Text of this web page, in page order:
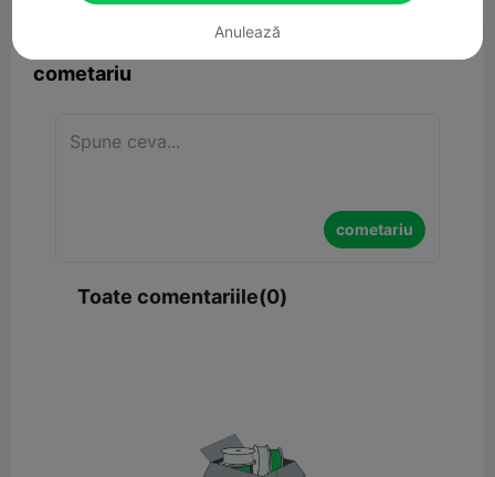

cometariu
cometariu
Toate comentariile(0)
Anulează